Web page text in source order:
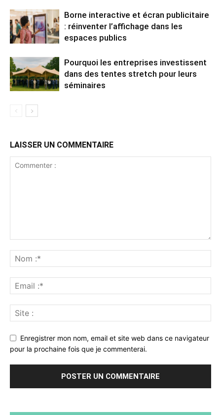
Borne interactive et écran publicitaire
: réinventer l’affichage dans les
espaces publics
Pourquoi les entreprises investissent
dans des tentes stretch pour leurs
séminaires
LAISSER UN COMMENTAIRE
Enregistrer mon nom, email et site web dans ce navigateur
pour la prochaine fois que je commenterai.